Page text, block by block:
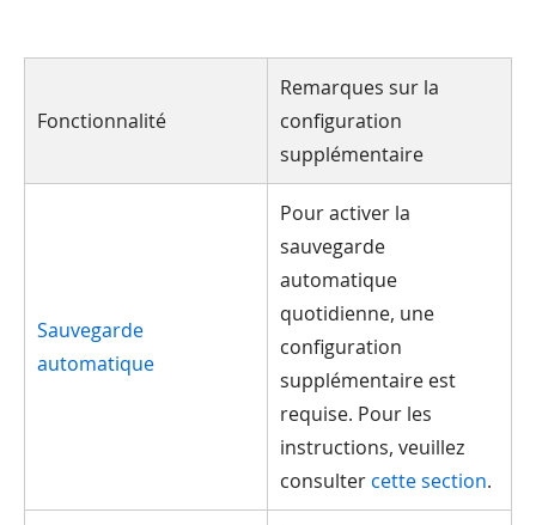
Fonctionnalité
Remarques sur la
configuration
supplémentaire
Sauvegarde
automatique
Pour activer la
sauvegarde
automatique
quotidienne, une
configuration
supplémentaire est
requise. Pour les
instructions, veuillez
consulter cette section.